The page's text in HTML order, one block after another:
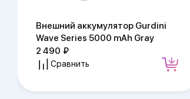
Внешний аккумулятор Gurdini
Wave Series 5000 mAh Gray
2 490
Сравнить